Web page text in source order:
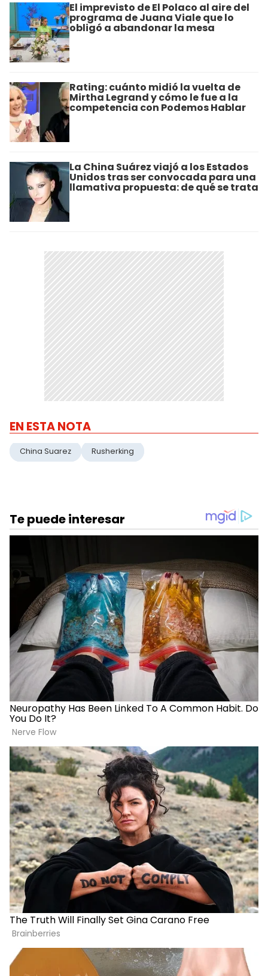
El imprevisto de El Polaco al aire del
programa de Juana Viale que lo
obligó a abandonar la mesa
Rating: cuánto midió la vuelta de
Mirtha Legrand y cómo le fue a la
competencia con Podemos Hablar
La China Suárez viajó a los Estados
Unidos tras ser convocada para una
llamativa propuesta: de qué se trata
EN ESTA NOTA
China Suarez Rusherking